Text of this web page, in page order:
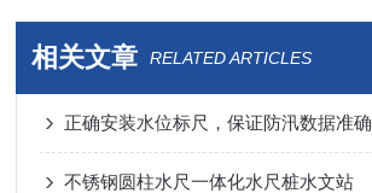
相关文章 RELATED ARTICLES
正确安装水位标尺，保证防汛数据准确
不锈钢圆柱水尺一体化水尺桩水文站